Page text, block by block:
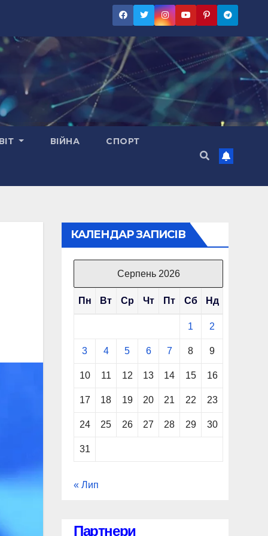
ВІЙНА СПОРТ
КАЛЕНДАР ЗАПИСІВ
Серпень 2026
Пн Вт Ср Чт Пт Сб Нд
1 2
3 4 5 6 7 8 9
10 11 12 13 14 15 16
17 18 19 20 21 22 23
24 25 26 27 28 29 30
31
« Лип
Партнери